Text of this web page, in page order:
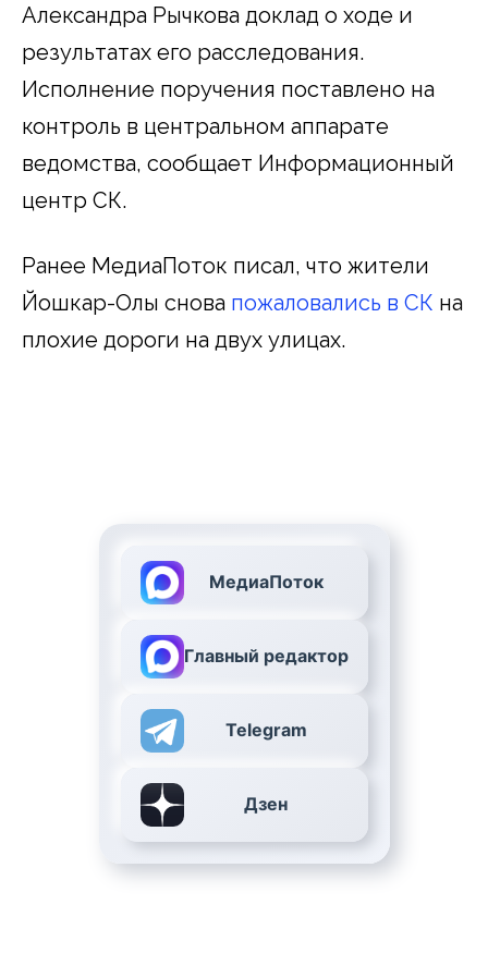
Александра Рычкова доклад о ходе и
результатах его расследования.
Исполнение поручения поставлено на
контроль в центральном аппарате
ведомства, сообщает Информационный
центр СК.
Ранее МедиаПоток писал, что жители
Йошкар-Олы снова пожаловались в СК на
плохие дороги на двух улицах.
МедиаПоток
Главный редактор
Telegram
Дзен